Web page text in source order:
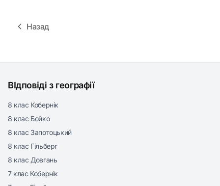
Назад
ВІдповіді з географії
8 клас Кобернік
8 клас Бойко
8 клас Запотоцький
8 клас Гільберг
8 клас Довгань
7 клас Кобернік